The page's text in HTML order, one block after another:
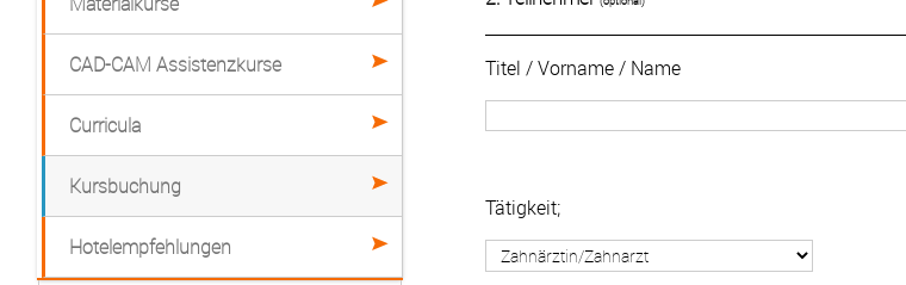
CAD-CAM Assistenzkurse
Curricula
Kursbuchung
Hotelempfehlungen
Titel / Vorname / Name
Tätigkeit;